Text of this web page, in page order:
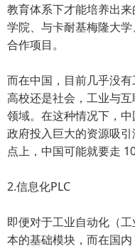
教育体系下才能培养出
学院、与卡耐基梅隆大
合作项目。
而在中国，目前几乎没
高校还是社会，工业与
领域。在这种情况下，
政府投入巨大的资源吸
点上，中国可能就要走
2.信息化PLC
即便对于工业自动化（
本的基础模块，而在国